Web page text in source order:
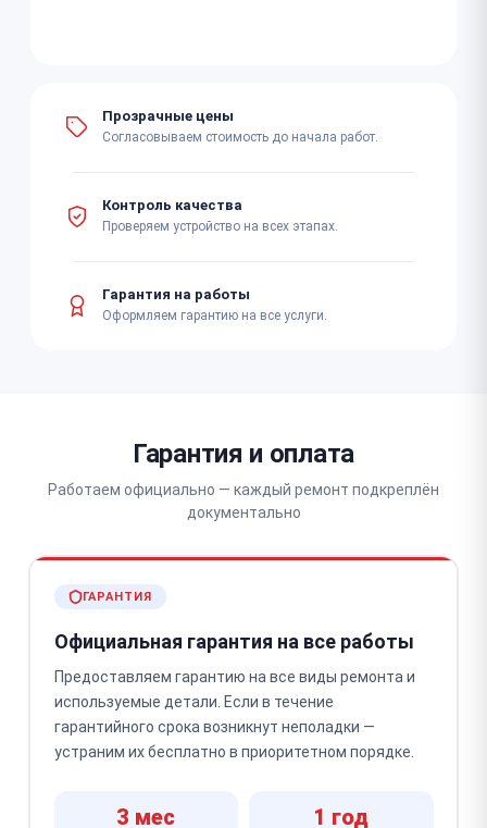
Прозрачные цены
Согласовываем стоимость до начала работ.
Контроль качества
Проверяем устройство на всех этапах.
Гарантия на работы
Оформляем гарантию на все услуги.
Гарантия и оплата
Работаем официально — каждый ремонт подкреплён
документально
ГАРАНТИЯ
Официальная гарантия на все работы
Предоставляем гарантию на все виды ремонта и
используемые детали. Если в течение
гарантийного срока возникнут неполадки —
устраним их бесплатно в приоритетном порядке.
3 мес 1 год